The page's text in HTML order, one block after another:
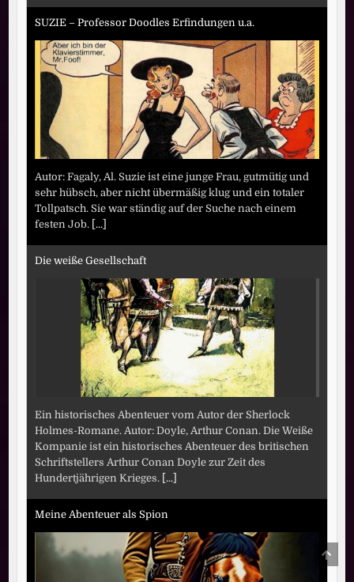
SUZIE – Professor Doodles Erfindungen u.a.
Autor: Fagaly, Al. Suzie ist eine junge Frau, gutmütig und
sehr hübsch, aber nicht übermäßig klug und ein totaler
Tollpatsch. Sie war ständig auf der Suche nach einem
festen Job. [...]
Die weiße Gesellschaft
Ein historisches Abenteuer vom Autor der Sherlock
Holmes-Romane. Autor: Doyle, Arthur Conan. Die Weiße
Kompanie ist ein historisches Abenteuer des britischen
Schriftstellers Arthur Conan Doyle zur Zeit des
Hundertjährigen Krieges. [...]
Meine Abenteuer als Spion
TO